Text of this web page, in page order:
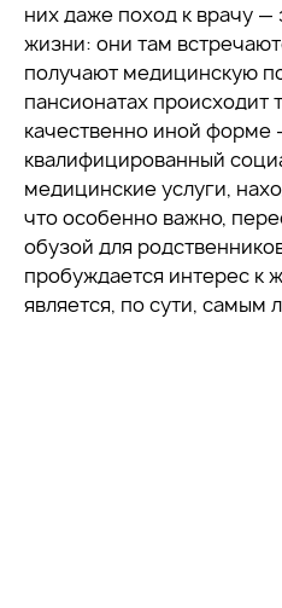
них даже поход к врачу
жизни: они там
получают медицинскую
пансионатах происходит
качественно иной
квалифицированный
медицинские услуги,
что особенно важно,
обузой для
пробуждается интерес к
является, по сути, самым